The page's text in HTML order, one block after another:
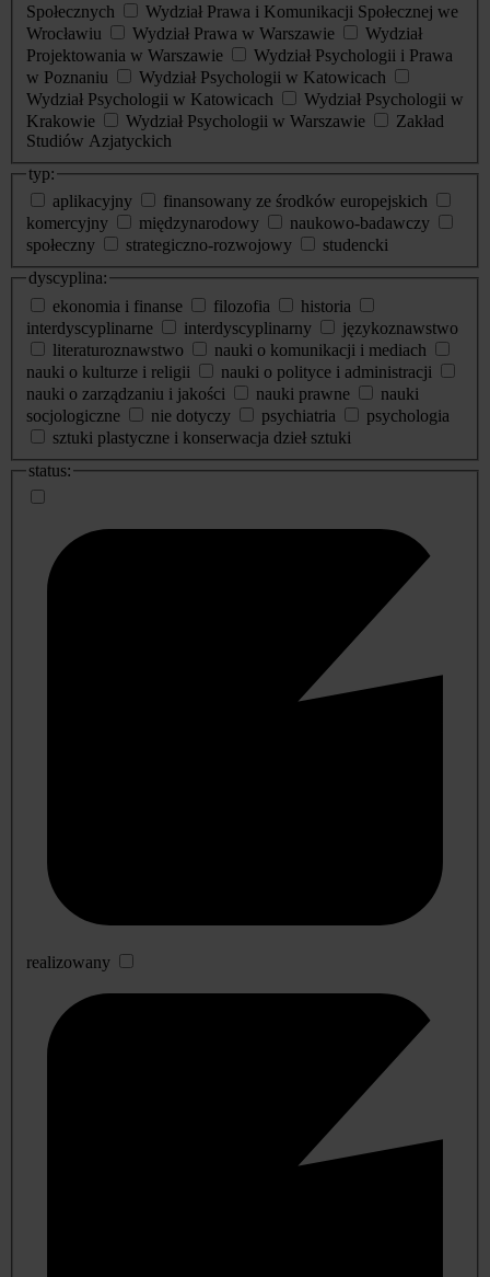
Społecznych
Wydział Prawa i Komunikacji Społecznej we
Wrocławiu
Wydział Prawa w Warszawie
Wydział
Projektowania w Warszawie
Wydział Psychologii i Prawa
w Poznaniu
Wydział Psychologii w Katowicach
Wydział Psychologii w Katowicach
Wydział Psychologii w
Krakowie
Wydział Psychologii w Warszawie
Zakład
Studiów Azjatyckich
typ:
aplikacyjny
finansowany ze środków europejskich
komercyjny
międzynarodowy
naukowo-badawczy
społeczny
strategiczno-rozwojowy
studencki
dyscyplina:
ekonomia i finanse
filozofia
historia
interdyscyplinarne
interdyscyplinarny
językoznawstwo
literaturoznawstwo
nauki o komunikacji i mediach
nauki o kulturze i religii
nauki o polityce i administracji
nauki o zarządzaniu i jakości
nauki prawne
nauki
socjologiczne
nie dotyczy psychiatria
psychologia
sztuki plastyczne i konserwacja dzieł sztuki
status:
realizowany